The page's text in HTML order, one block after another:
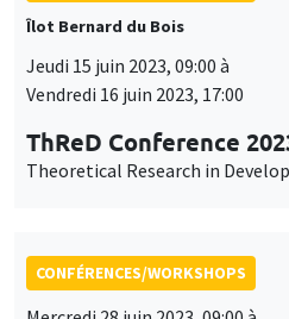
Îlot Bernard du Bois
Jeudi 15 juin 2023, 09:00 à
Vendredi 16 juin 2023, 17:00
ThReD Conference
Theoretical Research in
CONFÉRENCES/WORKSHOPS